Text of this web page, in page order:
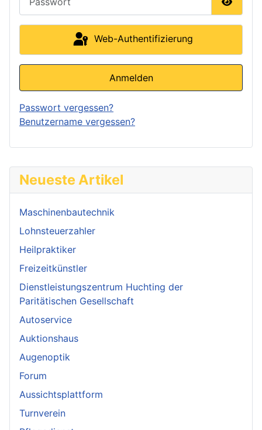
Neueste Artikel
Maschinenbautechnik
Lohnsteuerzahler
Heilpraktiker
Freizeitkünstler
Dienstleistungszentrum Huchting der
Paritätischen Gesellschaft
Autoservice
Auktionshaus
Augenoptik
Forum
Aussichtsplattform
Turnverein
Web-Authentifizierung
Anmelden
Passwort vergessen?
Benutzername vergessen?